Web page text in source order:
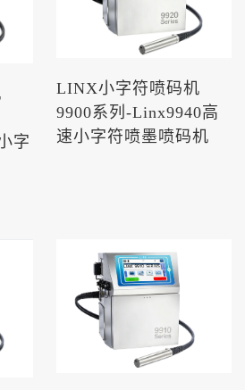
字
LINX小字符喷码机
9900系列-Linx9940高
速小字符喷墨喷码机